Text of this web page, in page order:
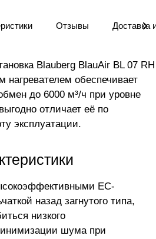
Отзывы Доставка
Blauberg BlauAir BL 07 RH
нагревателем обеспечивает
до 6000 м³/ч при уровне
отличает её по
эксплуатации.
EC-
назад загнутого типа,
низкого
шума при